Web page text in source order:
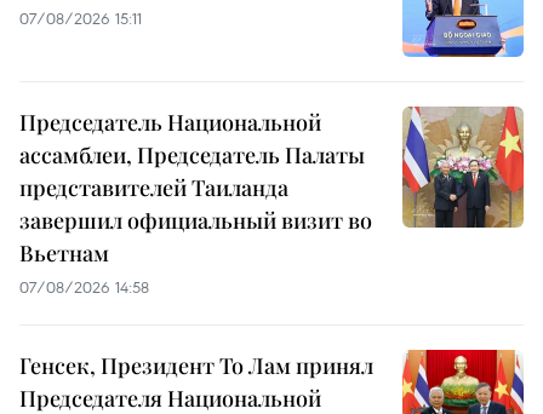
07/08/2026 15:11
Председатель Национальной
ассамблеи, Председатель Палаты
представителей Таиланда
завершил официальный визит во
Вьетнам
07/08/2026 14:58
Генсек, Президент То Лам принял
Председателя Национальной